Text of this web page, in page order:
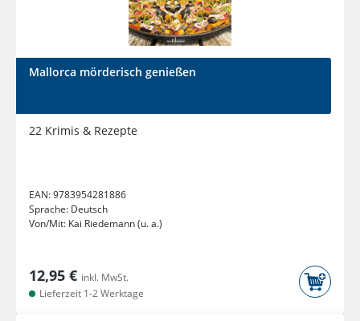
Mallorca mörderisch genießen
22 Krimis & Rezepte
EAN:9783954281886
Sprache: Deutsch
Von/Mit: Kai Riedemann (u. a.)
12,95 € inkl. MwSt.
Lieferzeit 1-2 Werktage